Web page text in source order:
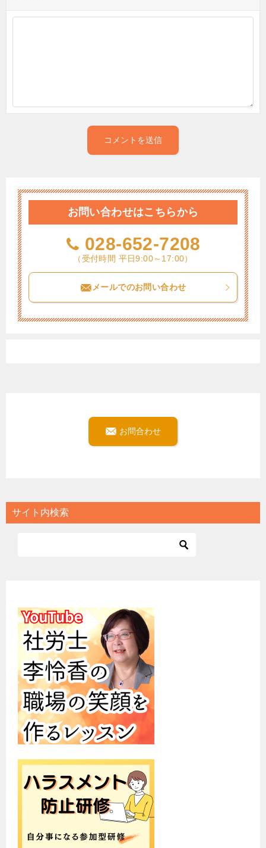
お問い合わせはこちらから
028-652-7208
（受付時間 平日9:00～17:00）
メールでのお問い合わせ
お問合わせ
サイト内検索